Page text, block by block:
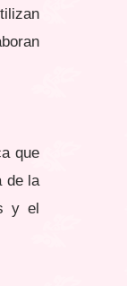
que
de la
y el